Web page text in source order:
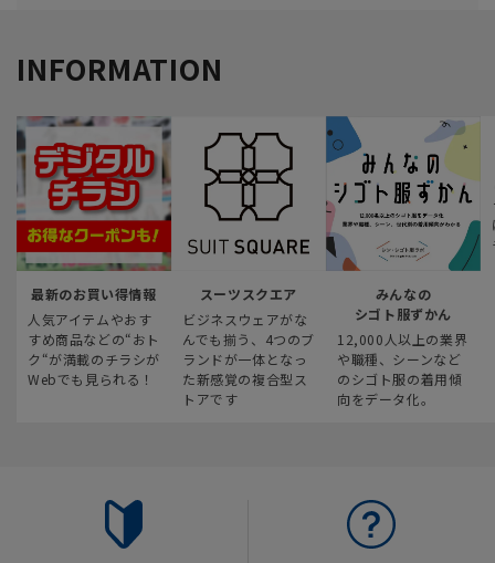
INFORMATION
最新のお買い得情報
人気アイテムやおす
すめ商品などの“おト
ク“が満載のチラシが
Webでも見られる！
スーツスクエア
ビジネスウェアがな
んでも揃う、4つのブ
ランドが一体となっ
た新感覚の複合型ス
トアです
みんなの
シゴト服ずかん
12,000人以上の業界
や職種、シーンなど
のシゴト服の着用傾
向をデータ化。